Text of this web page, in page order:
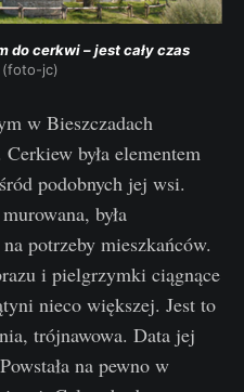
do cerkwi – jest cały czas
(foto-jc)
w Bieszczadach
była elementem
podobnych jej wsi.
była
potrzeby mieszkańców.
i pielgrzymki ciągnące
nieco większej. Jest to
trójnawowa. Data jej
na pewno w